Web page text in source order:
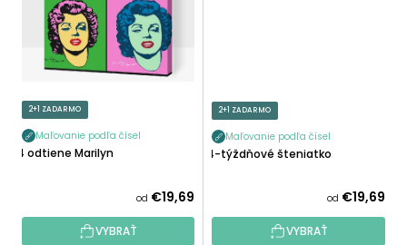
2+1 ZADARMO
Maľovanie podľa čísel
4 odtiene Marilyn
od €19,69
VYBRAŤ
2+1 ZADARMO
Maľovanie podľa čísel
4-týždňové šteniatko
od €19,69
VYBRAŤ